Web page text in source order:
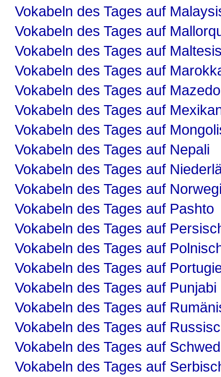
Vokabeln des Tages auf
Vokabeln des Tages auf
Vokabeln des Tages auf
Vokabeln des Tages auf
Vokabeln des Tages auf
Vokabeln des Tages auf
Vokabeln des Tages auf
Vokabeln des Tages auf Nepali
Vokabeln des Tages auf
Vokabeln des Tages auf
Vokabeln des Tages auf Pashto
Vokabeln des Tages auf
Vokabeln des Tages auf
Vokabeln des Tages auf
Vokabeln des Tages auf Punjabi
Vokabeln des Tages auf
Vokabeln des Tages auf
Vokabeln des Tages auf
Vokabeln des Tages auf